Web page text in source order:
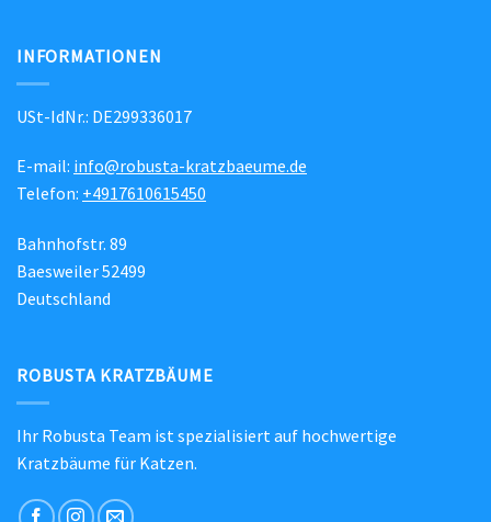
INFORMATIONEN
USt-IdNr.: DE299336017
E-mail: info@robusta-kratzbaeume.de
Telefon: +4917610615450
Bahnhofstr. 89
Baesweiler 52499
Deutschland
ROBUSTA KRATZBÄUME
Ihr Robusta Team ist spezialisiert auf hochwertige
Kratzbäume für Katzen.